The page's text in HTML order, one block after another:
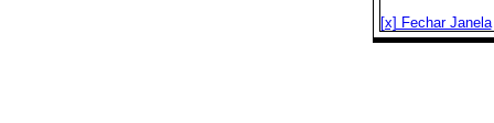
[x] Fechar Janela